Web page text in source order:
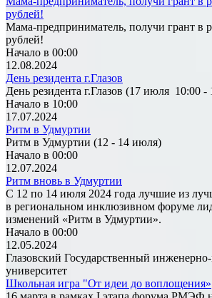
рублей!
Мама-предприниматель, получи грант в
рублей!
Начало в 00:00
12.08.2024
День резидента г.Глазов
День резидента г.Глазов (17 июля 10:00 -
Начало в 10:00
17.07.2024
Ритм в Удмуртии
Ритм в Удмуртии (12 - 14 июля)
Начало в 00:00
12.07.2024
Ритм вновь в Удмуртии
С 12 по 14 июля 2024 года лучшие из
в региональном инклюзивном форуме
изменений «Ритм в Удмуртии».
Начало в 00:00
12.05.2024
Глазовский Государственный
университет
Школьная игра "От идеи до воплощения»